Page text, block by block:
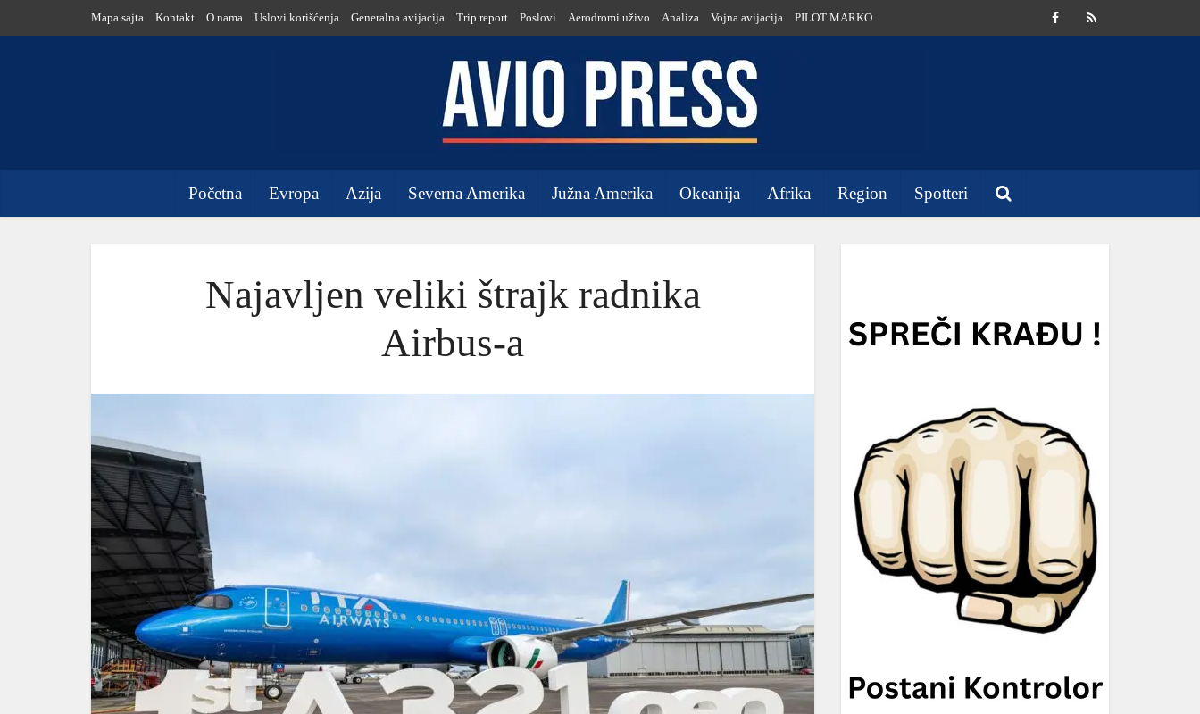
Mapa sajta Kontakt O nama Uslovi korišćenja Generalna avijacija Trip report Poslovi Aerodromi uživo Analiza Vojna avijacija PILOT MARKO
Početna Evropa Azija Severna Amerika Južna Amerika Okeanija Afrika Region Spotteri
Najavljen veliki štrajk radnika
Airbus-a